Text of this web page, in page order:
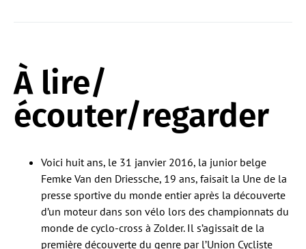
À lire/
écouter/regarder
Voici huit ans, le 31 janvier 2016, la junior belge
Femke Van den Driessche, 19 ans, faisait la Une de la
presse sportive du monde entier après la découverte
d’un moteur dans son vélo lors des championnats du
monde de cyclo-cross à Zolder. Il s’agissait de la
première découverte du genre par l’Union Cycliste